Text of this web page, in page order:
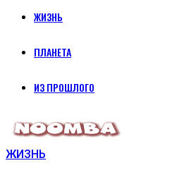
ЖИЗНЬ
ПЛАНЕТА
ИЗ ПРОШЛОГО
ЖИЗНЬ